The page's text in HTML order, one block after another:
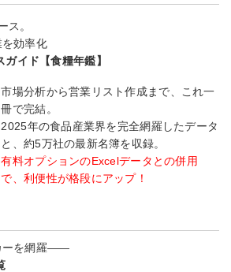
ス。
効率化
イド【食糧年鑑】
市場分析から営業リスト作成まで、これ一
冊で完結。
2025年の食品産業界を完全網羅したデータ
と、約5万社の最新名簿を収録。
有料オプションのExcelデータとの併用
で、利便性が格段にアップ！
ーを網羅――